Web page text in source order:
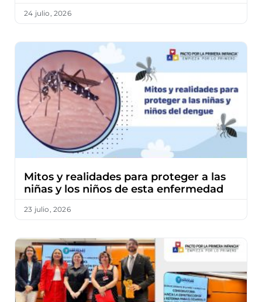
24 julio, 2026
Mitos y realidades para proteger a las
niñas y los niños de esta enfermedad
23 julio, 2026